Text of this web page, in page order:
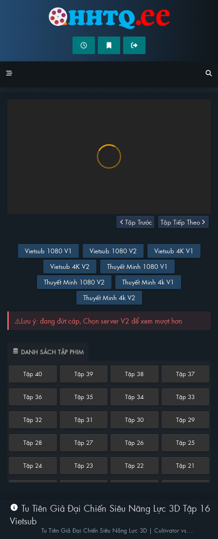
Tập Trước Tập Tiếp Theo
Vietsub 1080 V1 Vietsub 1080 V2
Vietsub 4K V1
Vietsub 4K V2
Thuyết Minh 1080 V1
Thuyết Minh 1080 V2
Thuyết Minh 4k V1
Thuyết Minh 4k V2
⚠️Lưu ý: đang đứt cáp, Chọn server V2 để xem mượt hơn
DANH SÁCH TẬP PHIM
Tập 40 Tập 39 Tập 38 Tập 37
Tập 36 Tập 35 Tập 34 Tập 33
Tập 32 Tập 31 Tập 30 Tập 29
Tập 28 Tập 27 Tập 26 Tập 25
Tập 24 Tập 23 Tập 22 Tập 21
Tập 16 Tập 15 Tập 14 Tập 13
Tập 11 Tập 10 Tập 9
Tu Tiên Giả Đại Chiến Siêu Năng Lực 3D Tập 16
Vietsub
Tu Tiên Giả Đại Chiến Siêu Năng Lực 3D | Cultivator vs.